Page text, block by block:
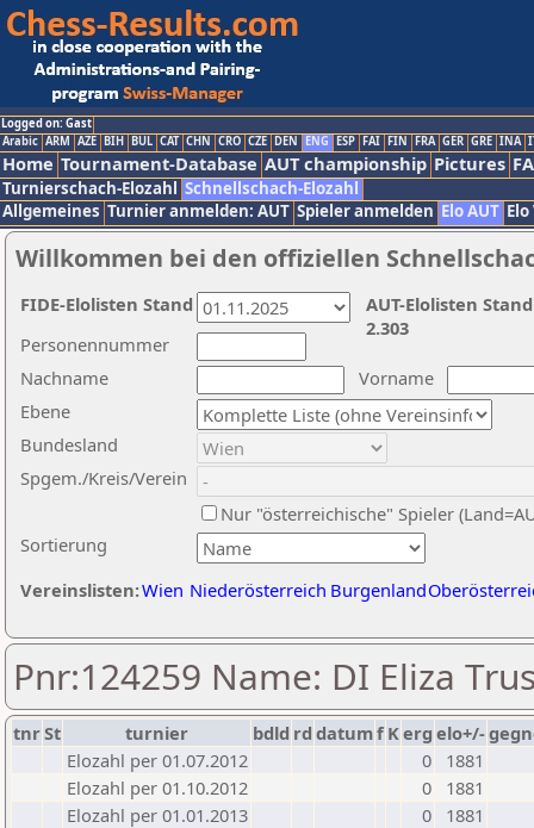
Logged on: Gast
Arabic ARM AZE BIH BUL CAT CHN CRO CZE DEN ENG ESP FAI FIN FRA GER GRE INA
Home Tournament-Database AUT championship Pictures
Turnierschach-Elozahl Schnellschach-Elozahl
Allgemeines Turnier anmelden: AUT Spieler anmelden Elo AUT
Willkommen bei den offiziellen
Nachname
Vorname
Ebene
Sortierung
Personennummer
Bundesland
Spgem./Kreis/Verein
Nur "österreichische" Spieler
Vereinslisten:Wien Niederösterreich Burgenland
AUT-Elolisten
2.303
FIDE-Elolisten Stand
Pnr:124259 Name: DI Eliza
tnrSt turnier bdld rd datumf Kerg elo+/-
Elozahl per 01.07.2012
0
1881
Elozahl per 01.10.2012
0
1881
Elozahl per 01.01.2013
0
1881